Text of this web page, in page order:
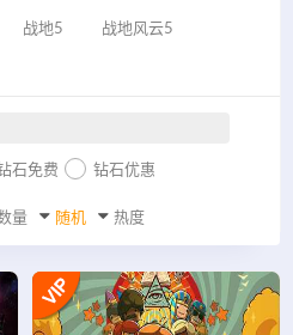
战地5 战地风云5
石免费 钻石优惠
量 随机 热度